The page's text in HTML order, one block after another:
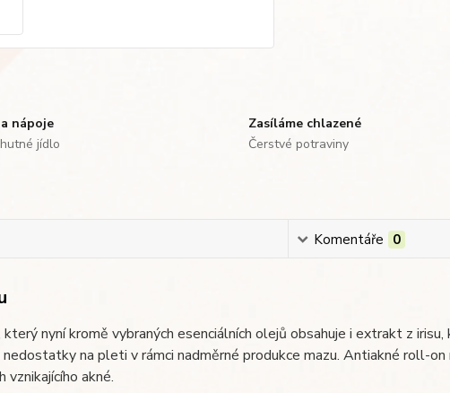
nápoje
jídlo
Zasíláme chlazené
Čerstvé potraviny
Komentáře 0
nyní kromě vybraných esenciálních olejů obsahuje i extrakt z
na pleti v rámci nadměrné produkce mazu. Antiakné roll-
vznikajícího akné.